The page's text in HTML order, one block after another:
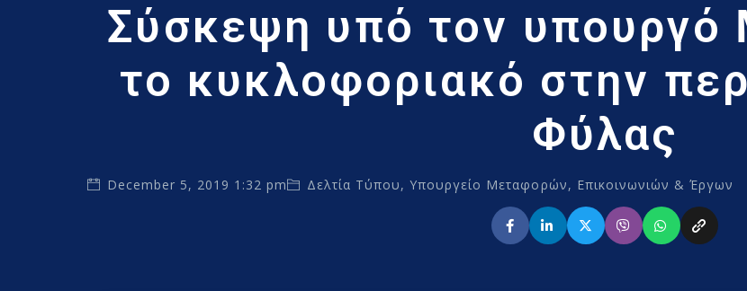
Σύσκεψη υπό τον υπουργό
το κυκλοφοριακό στην
Φύλας
December 5, 2019 1:32 pm Δελτία Τύπου,Υπουργείο Μεταφορών, Επικοινωνιών & Έργων